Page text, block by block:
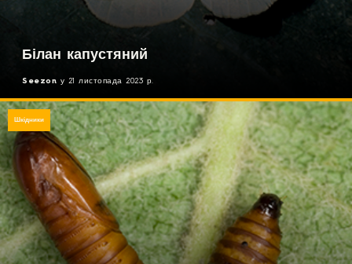
Білан капустяний
Seezon у 21 листопада 2023 р.
Шкідники